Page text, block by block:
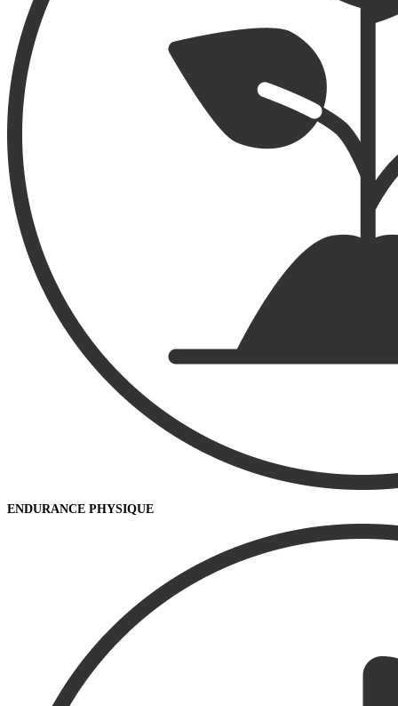
ENDURANCE PHYSIQUE